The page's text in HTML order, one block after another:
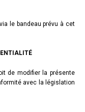
le bandeau prévu à cet
de modifier la présente
avec la législation